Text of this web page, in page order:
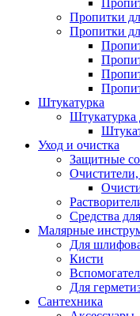
Пропитки
Пропитки
Штукатурка
Штукатурка
Уход и очистка
Защитные
Средства
Малярные
Для
Кисти
Для
Сантехника